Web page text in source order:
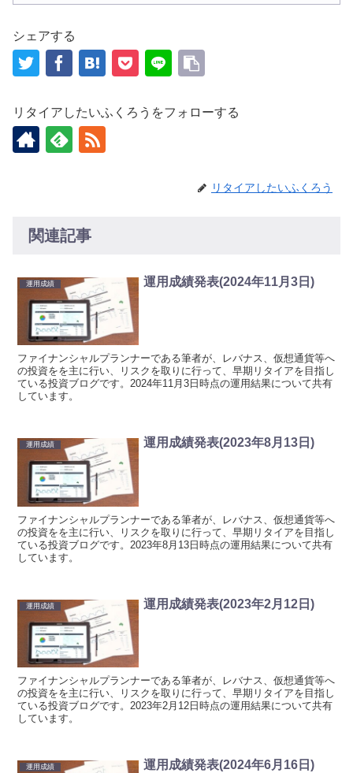
シェアする
リタイアしたいふくろうをフォローする
リタイアしたいふくろう
関連記事
運用成績 運用成績発表(2024年11月3日)
ファイナンシャルプランナーである筆者が、レバナス、仮想通貨等へ
の投資をを主に行い、リスクを取りに行って、早期リタイアを目指し
ている投資ブログです。2024年11月3日時点の運用結果について共有
しています。
運用成績 運用成績発表(2023年8月13日)
ファイナンシャルプランナーである筆者が、レバナス、仮想通貨等へ
の投資をを主に行い、リスクを取りに行って、早期リタイアを目指し
ている投資ブログです。2023年8月13日時点の運用結果について共有
しています。
運用成績 運用成績発表(2023年2月12日)
ファイナンシャルプランナーである筆者が、レバナス、仮想通貨等へ
の投資をを主に行い、リスクを取りに行って、早期リタイアを目指し
ている投資ブログです。2023年2月12日時点の運用結果について共有
しています。
運用成績 運用成績発表(2024年6月16日)